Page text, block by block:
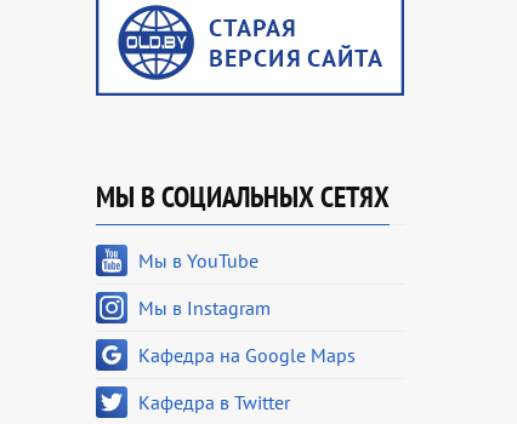
МЫ В СОЦИАЛЬНЫХ СЕТЯХ
Мы в YouTube
Мы в Instagram
Кафедра на Google Maps
Кафедра в Twitter